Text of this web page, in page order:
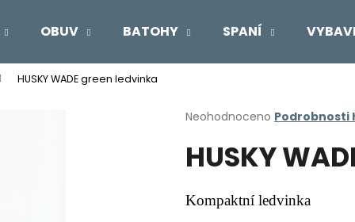
OBUV BATOHY SPANÍ
HUSKY WADE green ledvinka
Průměrné
produktu
je
z
5
Neohodnoceno Podrobnosti
HUSKY
Kompaktní ledvinka
Co potřebujete najít?
HLEDAT